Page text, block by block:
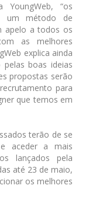
“os
um método de
apelo a todos os
as melhores
explica ainda
boas ideias
propostas serão
para
que temos em
terão de se
aceder a mais
lançados pela
até 23 de maio,
os melhores